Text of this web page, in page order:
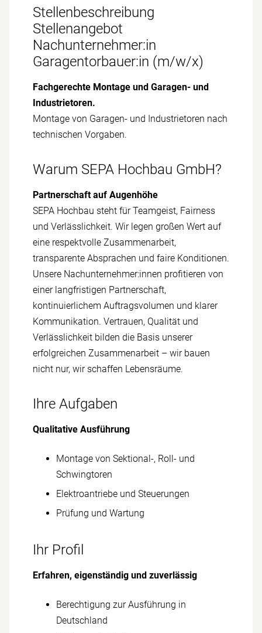
Stellenbeschreibung
Stellenangebot
Nachunternehmer:in
Garagentorbauer:in (m/w/x)
Fachgerechte Montage und Garagen- und
Industrietoren.
Montage von Garagen- und Industrietoren nach
technischen Vorgaben.
Warum SEPA Hochbau GmbH?
Partnerschaft auf Augenhöhe
SEPA Hochbau steht für Team­geist, Fairness
und Verläss­lichkeit. Wir legen großen Wert auf
eine respektvolle Zusammen­arbeit,
transparente Absprachen und faire Konditionen.
Unsere Nach­unternehmer:innen profitieren von
einer langfristigen Partnerschaft,
kontinuierlichem Auftrags­volumen und klarer
Kommu­nikation. Vertrauen, Qualität und
Verlässlich­keit bilden die Basis unserer
erfolgreichen Zusammen­arbeit – wir bauen
nicht nur, wir schaffen Lebens­räume.
Ihre Aufgaben
Qualitative Ausführung
Montage von Sektional-, Roll- und
Schwing­toren
Elektroan­triebe und Steuerungen
Prüfung und War­tung
Ihr Profil
Erfahren, eigenständig und zuverlässig
Berechtigung zur Ausführung in
Deutschland